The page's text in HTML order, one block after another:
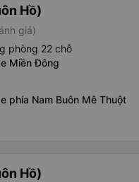
Hồ)
giá)
phòng 22 chỗ
Miền Đông
phía Nam Buôn Mê Thuột
Hồ)